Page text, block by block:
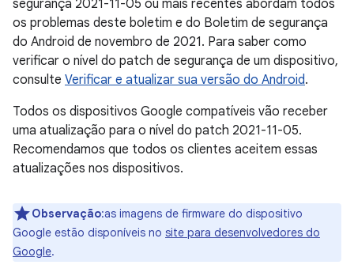
segurança 2021-11-05 ou mais recentes abordam todos
os problemas deste boletim e do Boletim de segurança
do Android de novembro de 2021. Para saber como
verificar o nível do patch de segurança de um dispositivo,
consulte Verificar e atualizar sua versão do Android.
Todos os dispositivos Google compatíveis vão receber
uma atualização para o nível do patch 2021-11-05.
Recomendamos que todos os clientes aceitem essas
atualizações nos dispositivos.
Observação:as imagens de firmware do dispositivo
Google estão disponíveis no site para desenvolvedores do
Google.